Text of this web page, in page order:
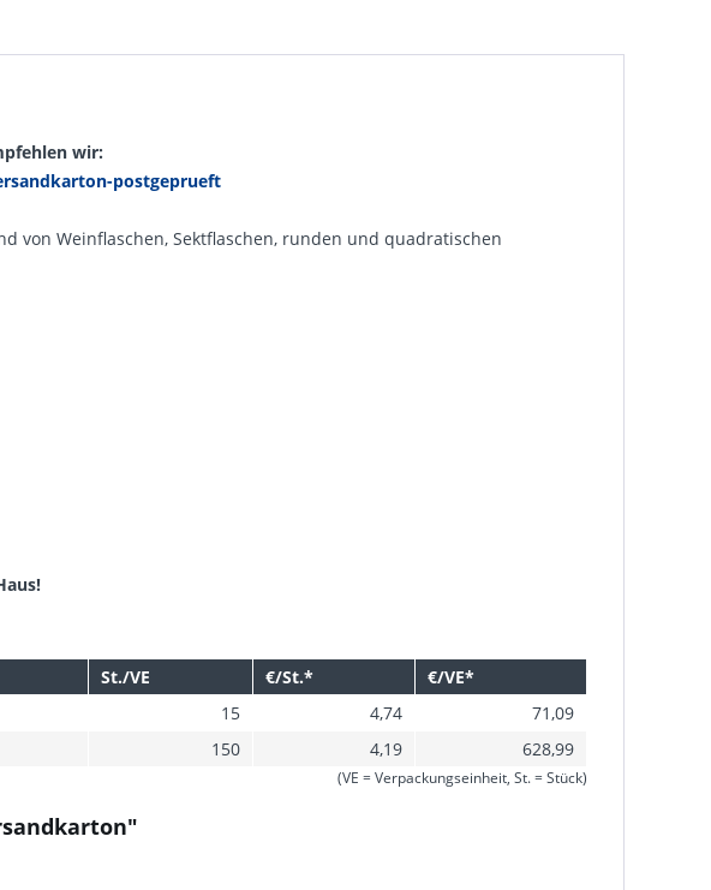
wir:
postgeprueft
von Weinflaschen, Sektflaschen, runden und quadratischen
St./VE €/St.*
€/VE*
15 4,74
71,09
150 4,19 628,99
(VE = Verpackungseinheit, St. = Stück)